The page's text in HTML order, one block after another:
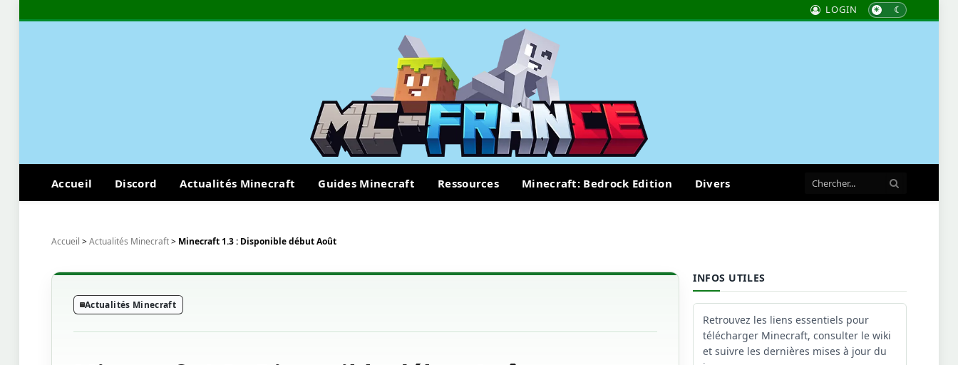
LOGIN
Accueil Discord Actualités Minecraft Guides Minecraft Ressources Minecraft: Bedrock Edition Divers
Accueil >Actualités Minecraft> Minecraft 1.3 : Disponible début Août
Actualités Minecraft
INFOS UTILES
Retrouvez les liens essentiels pour
télécharger Minecraft, consulter le wiki
et suivre les dernières mises à jour du